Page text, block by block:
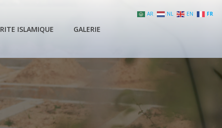
RITE ISLAMIQUE GALERIE
AR NL EN FR